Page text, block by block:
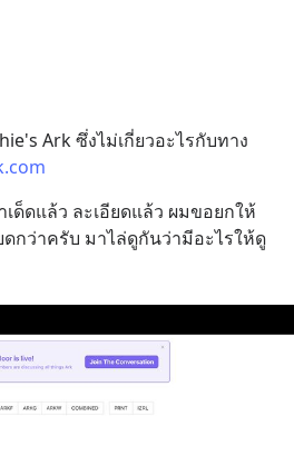
Ark ซึ่งไม่เกี่ยวอะไรกับทาง
ด็ดแล้ว ละเอียดแล้ว ผมขอยกให้
ดกว่าครับ มาไล่ดูกันว่ามีอะไรให้ดู